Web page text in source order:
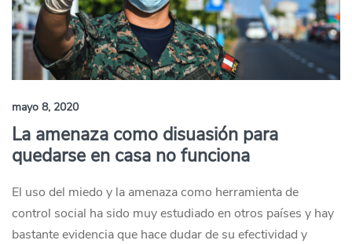
mayo 8, 2020
La amenaza como disuasión para
quedarse en casa no funciona
El uso del miedo y la amenaza como herramienta de
control social ha sido muy estudiado en otros países y hay
bastante evidencia que hace dudar de su efectividad y